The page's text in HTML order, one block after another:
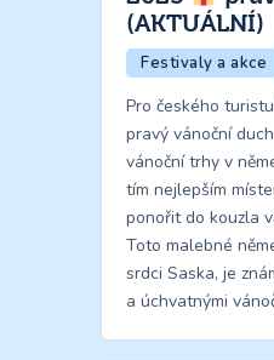
(AKTUÁLNÍ)
Festivaly a akce
Pro českého
pravý vánoční
vánoční trhy v
tím nejlepším
ponořit do kouzla
Toto malebné
srdci Saska, je
a úchvatnými